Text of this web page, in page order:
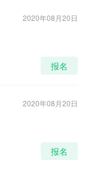
2020年08月20日
报名
2020年08月20日
报名